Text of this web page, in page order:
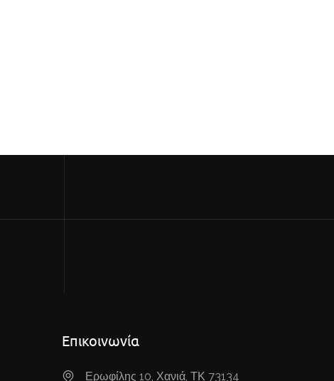
Επικοινωνία
Ερωφίλης 10, Χανιά, ΤΚ 73134